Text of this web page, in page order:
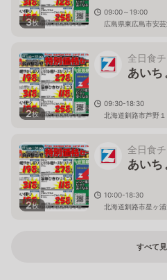
3枚
09:00～19:00
広島県東広島市安
2枚
全日食
あいち
09:30-18:30
北海道釧路市芦野１
2枚
全日食
あいち
10:00-18:30
北海道釧路市星ヶ
すべて